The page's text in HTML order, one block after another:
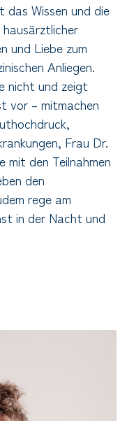
Wissen und die
und Liebe zum
Anliegen.
nicht und zeigt
vor – mitmachen
Frau Dr.
den Teilnahmen
den
rege am
in der Nacht und